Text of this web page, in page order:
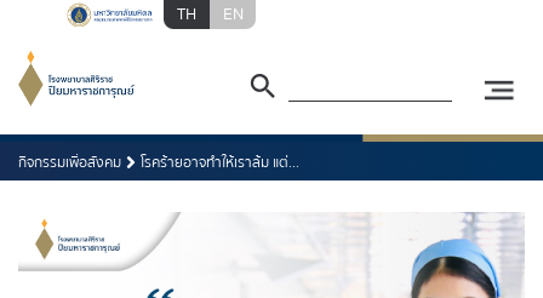
TH EN
กิจกรรมเพื่อสังคม โรคร้ายอาจทำให้เราล้ม แต่...